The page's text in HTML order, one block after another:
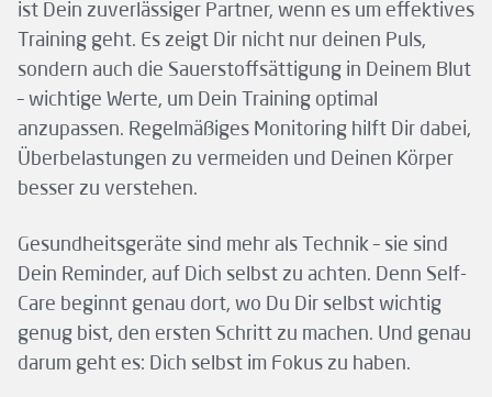
ist Dein zuverlässiger Partner, wenn es um effektives
Training geht. Es zeigt Dir nicht nur deinen Puls,
sondern auch die Sauerstoffsättigung in Deinem Blut
– wichtige Werte, um Dein Training optimal
anzupassen. Regelmäßiges Monitoring hilft Dir dabei,
Überbelastungen zu vermeiden und Deinen Körper
besser zu verstehen.
Gesundheitsgeräte sind mehr als Technik – sie sind
Dein Reminder, auf Dich selbst zu achten. Denn Self-
Care beginnt genau dort, wo Du Dir selbst wichtig
genug bist, den ersten Schritt zu machen. Und genau
darum geht es: Dich selbst im Fokus zu haben.